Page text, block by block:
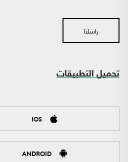
راسلنا
تحميل التطبيقات
IOS
ANDROID